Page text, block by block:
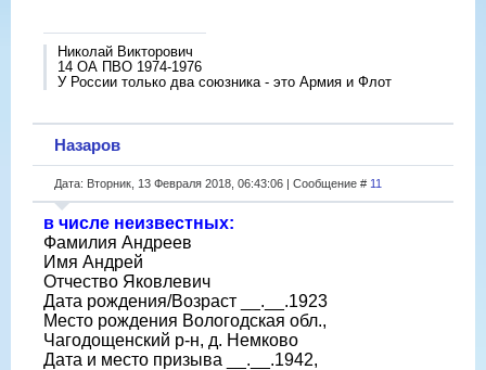
Николай Викторович
14 ОА ПВО 1974-1976
У России только два союзника - это Армия и Флот
Назаров
Дата: Вторник, 13 Февраля 2018, 06:43:06 | Сообщение # 11
в числе неизвестных:
Фамилия Андреев
Имя Андрей
Отчество Яковлевич
Дата рождения/Возраст __.__.1923
Место рождения Вологодская обл.,
Чагодощенский р-н, д. Немково
Дата и место призыва __.__.1942,